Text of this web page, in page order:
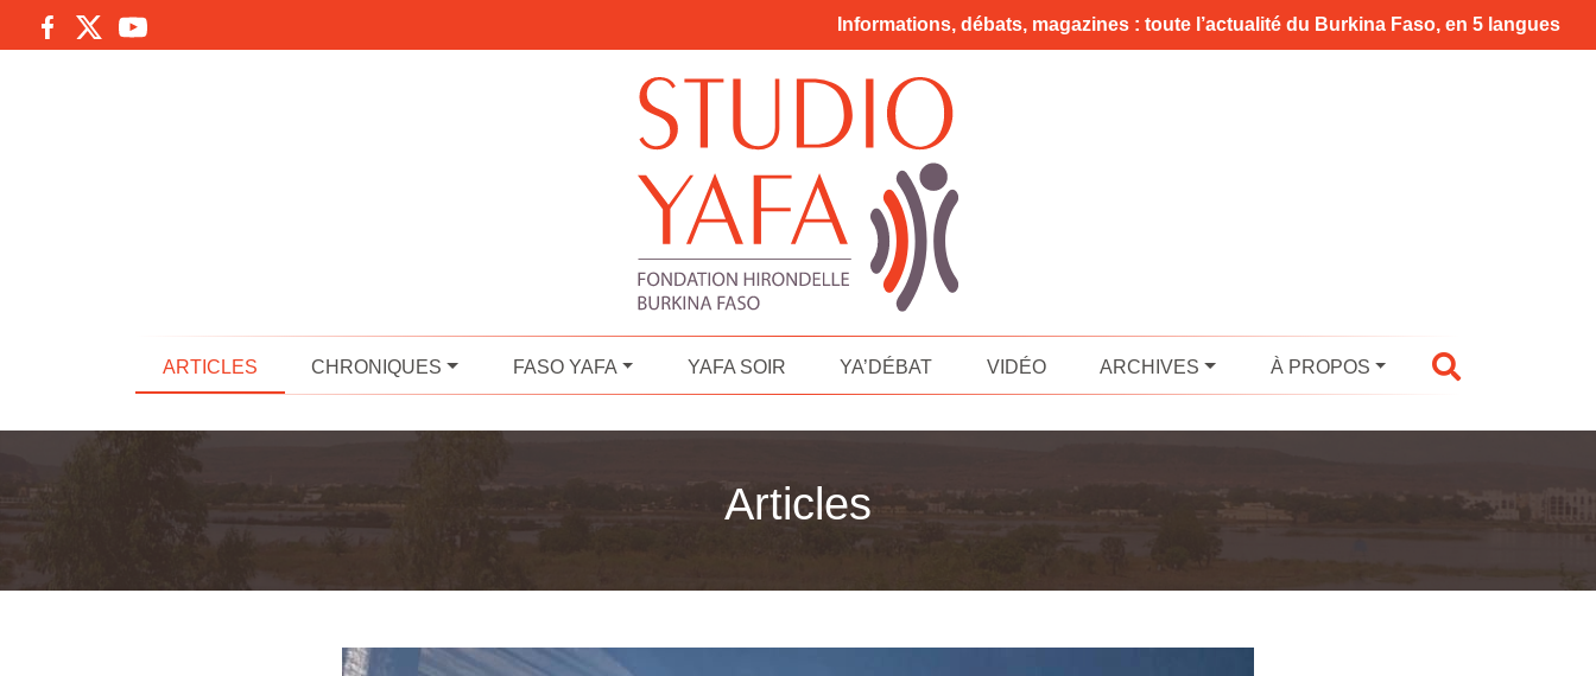
Informations, débats, magazines : toute l’actualité du Burkina Faso, en 5 langues
ARTICLES CHRONIQUES FASO YAFA YAFA SOIR YA’DÉBAT VIDÉO ARCHIVES À PROPOS
Articles